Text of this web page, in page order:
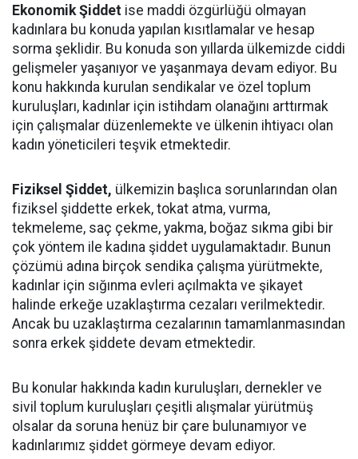
Ekonomik Şiddet ise maddi özgürlüğü olmayan
kadınlara bu konuda yapılan kısıtlamalar ve hesap
sorma şeklidir. Bu konuda son yıllarda ülkemizde ciddi
gelişmeler yaşanıyor ve yaşanmaya devam ediyor. Bu
konu hakkında kurulan sendikalar ve özel toplum
kuruluşları, kadınlar için istihdam olanağını arttırmak
için çalışmalar düzenlemekte ve ülkenin ihtiyacı olan
kadın yöneticileri teşvik etmektedir.
Fiziksel Şiddet, ülkemizin başlıca sorunlarından olan
fiziksel şiddette erkek, tokat atma, vurma,
tekmeleme, saç çekme, yakma, boğaz sıkma gibi bir
çok yöntem ile kadına şiddet uygulamaktadır. Bunun
çözümü adına birçok sendika çalışma yürütmekte,
kadınlar için sığınma evleri açılmakta ve şikayet
halinde erkeğe uzaklaştırma cezaları verilmektedir.
Ancak bu uzaklaştırma cezalarının tamamlanmasından
sonra erkek şiddete devam etmektedir.
Bu konular hakkında kadın kuruluşları, dernekler ve
sivil toplum kuruluşları çeşitli alışmalar yürütmüş
olsalar da soruna henüz bir çare bulunamıyor ve
kadınlarımız şiddet görmeye devam ediyor.